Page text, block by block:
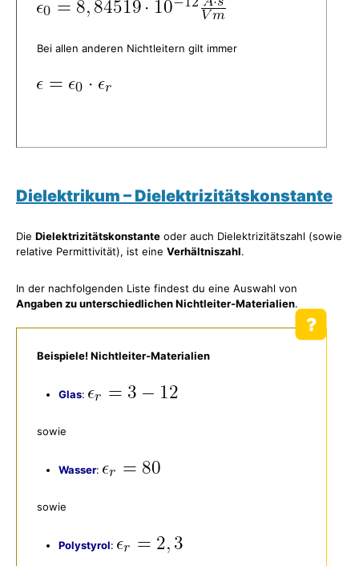
Bei allen anderen Nichtleitern gilt immer
Dielektrikum – Dielektrizitätskonstante
Die Dielektrizitätskonstante oder auch Dielektrizitätszahl (sowie
relative Permittivität), ist eine Verhältniszahl.
In der nachfolgenden Liste findest du eine Auswahl von
Angaben zu unterschiedlichen Nichtleiter-Materialien.
Beispiele! Nichtleiter-Materialien
Glas:
sowie
Wasser:
sowie
Polystyrol: